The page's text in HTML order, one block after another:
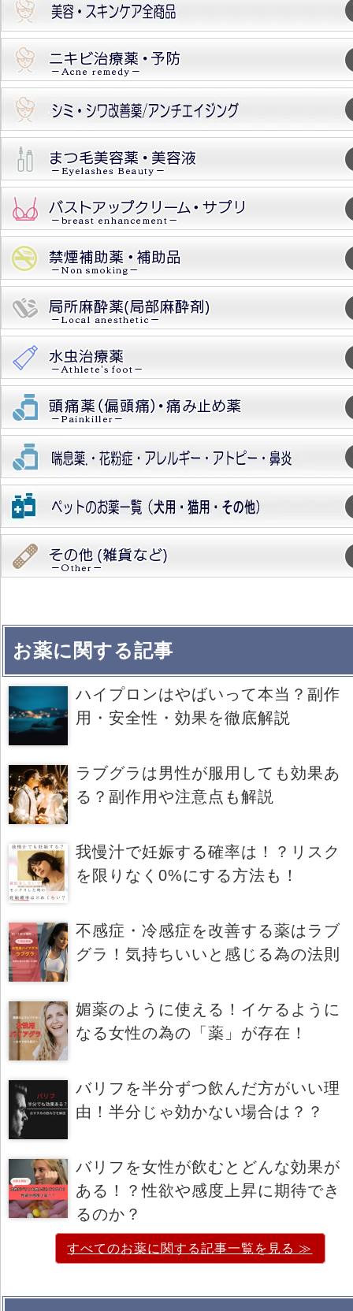
お薬に関する記事
ハイプロンはやばいって本当？副作
用・安全性・効果を徹底解説
ラブグラは男性が服用しても効果あ
る？副作用や注意点も解説
我慢汁で妊娠する確率は！？リスク
を限りなく0%にする方法も！
不感症・冷感症を改善する薬はラブ
グラ！気持ちいいと感じる為の法則
媚薬のように使える！イケるように
なる女性の為の「薬」が存在！
バリフを半分ずつ飲んだ方がいい理
由！半分じゃ効かない場合は？？
バリフを女性が飲むとどんな効果が
ある！？性欲や感度上昇に期待でき
るのか？
すべてのお薬に関する記事一覧を見る ≫